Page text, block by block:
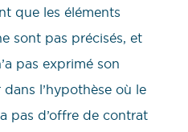
que les éléments
sont pas précisés, et
pas exprimé son
l’hypothèse où le
pas d’offre de contrat